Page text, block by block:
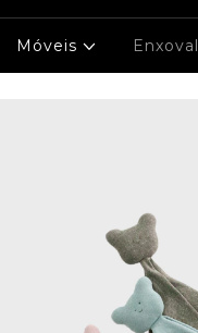
Móveis Enxoval